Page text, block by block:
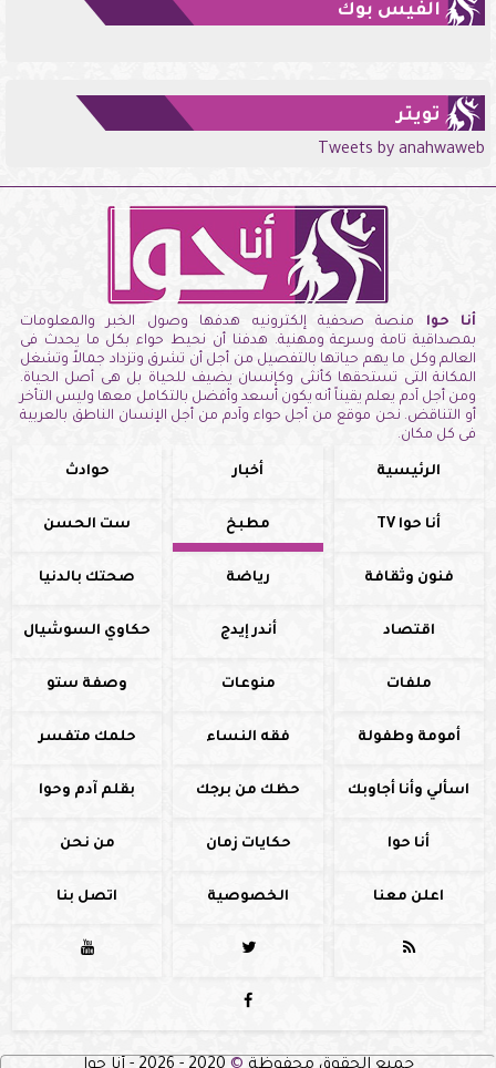
الفيس بوك
تويتر
Tweets by anahwaweb
أنا حوا منصة صحفية إلكترونيه هدفها وصول الخبر والمعلومات
بمصداقية تامة وسرعة ومهنية. هدفنا أن نحيط حواء بكل ما يحدث فى
العالم وكل ما يهم حياتها بالتفصيل من أجل أن تشرق وتزداد جمالاً وتشغل
المكانة التى تستحقها كأنثى وكإنسان يضيف للحياة بل هى أصل الحياة.
ومن أجل آدم يعلم يقيناً أنه يكون أسعد وأفضل بالتكامل معها وليس التأخر
أو التناقض. نحن موقع من أجل حواء وآدم من أجل الإنسان الناطق بالعربية
فى كل مكان.
الرئيسية أخبار حوادث
أنا حوا TV مطبخ ست الحسن
فنون وثقافة رياضة صحتك بالدنيا
اقتصاد أندر إيدج حكاوي السوشيال
ملفات منوعات وصفة ستو
أمومة وطفولة فقه النساء حلمك متفسر
اسألي وأنا أجاوبك حظك من برجك بقلم آدم وحوا
أنا حوا حكايات زمان من نحن
اعلن معنا الخصوصية اتصل بنا



